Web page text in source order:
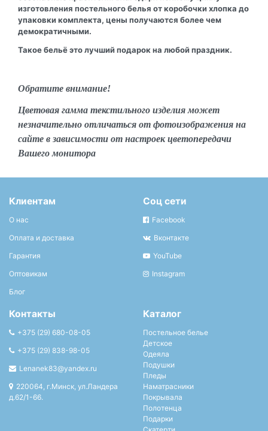
изготовления постельного белья от коробочки хлопка до
упаковки комплекта, цены получаются более чем
демократичными.
Такое бельё это лучший подарок на любой праздник.
Обратите внимание!
Цветовая гамма текстильного изделия может
незначительно отличаться от фотоизображения на
сайте в зависимости от настроек цветопередачи
Вашего монитора
Клиентам
О нас
Оплата и доставка
Гарантия
Оптовикам
Блог
Соц сети
Facebook
Вконтакте
YouTube
Instagram
Контакты
+375 (29) 680-08-05
+375 (29) 838-98-05
Lenanek83@yandex.ru
220064, г.Минск, ул.Ландера
д.62/1-66.
Каталог
Постельное белье
Детское
Одеяла
Подушки
Пледы
Наматрасники
Покрывала
Полотенца
Подарки